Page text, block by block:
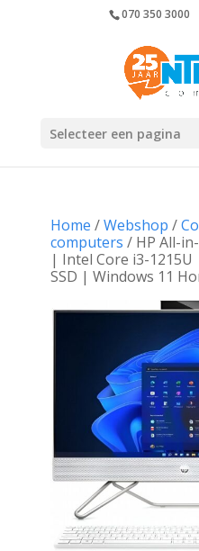
070 350 3000
Selecteer een pagina
Home /Webshop /
computers / HP All-
| Intel Core i3-1215U
SSD | Windows 11